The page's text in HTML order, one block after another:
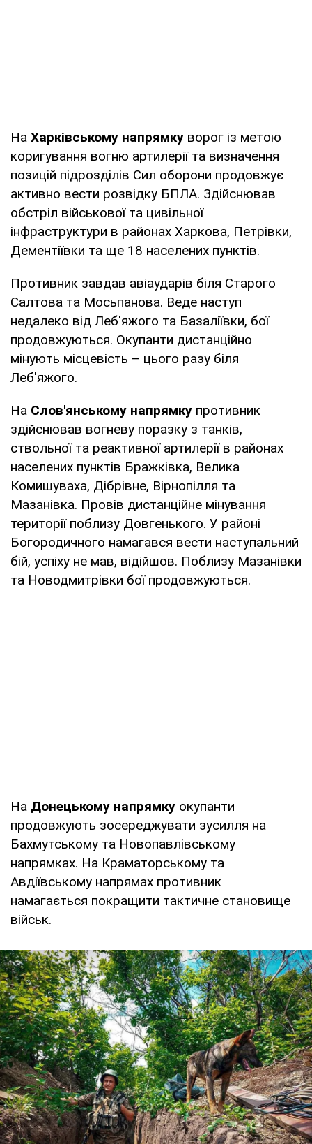
На Харківському напрямку ворог із метою
коригування вогню артилерії та визначення
позицій підрозділів Сил оборони продовжує
активно вести розвідку БПЛА. Здійснював
обстріл військової та цивільної
інфраструктури в районах Харкова, Петрівки,
Дементіївки та ще 18 населених пунктів.
Противник завдав авіаударів біля Старого
Салтова та Мосьпанова. Веде наступ
недалеко від Леб'яжого та Базаліївки, бої
продовжуються. Окупанти дистанційно
мінують місцевість – цього разу біля
Леб'яжого.
На Слов'янському напрямку противник
здійснював вогневу поразку з танків,
ствольної та реактивної артилерії в районах
населених пунктів Бражківка, Велика
Комишуваха, Дібрівне, Вірнопілля та
Мазанівка. Провів дистанційне мінування
території поблизу Довгенького. У районі
Богородичного намагався вести наступальний
бій, успіху не мав, відійшов. Поблизу Мазанівки
та Новодмитрівки бої продовжуються.
На Донецькому напрямку окупанти
продовжують зосереджувати зусилля на
Бахмутському та Новопавлівському
напрямках. На Краматорському та
Авдіївському напрямах противник
намагається покращити тактичне становище
військ.